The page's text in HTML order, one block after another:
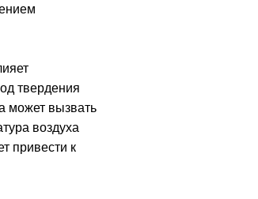
твердения
может вызвать
воздуха
привести к